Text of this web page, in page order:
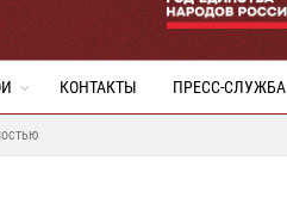
КОНТАКТЫ ПРЕСС-СЛУЖБА